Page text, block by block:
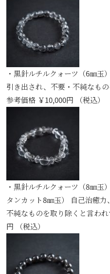
・黒針ルチルクォーツ（6
引き出され、不要・不純なも
参考価格 ￥10,000円 （税込）
・黒針ルチルクォーツ（8㎜玉
タンカット8㎜玉） 自己治癒
不純なものを取り除くと言わ
円 （税込）